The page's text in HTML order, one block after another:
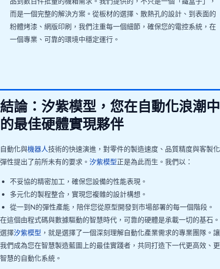
而是一個完整的解決方案。從板材的選擇、散熱孔的設計、到表面的
粉體烤漆、網版印刷，我們注重每一個細節，確保您的電控系統，在
一個專業、可靠的環境中穩定運行。
結論：汐紫模型，您在自動化浪潮中
的最佳硬體實現夥伴
自動化與機器人技術的快速演進，對零件的製造速度、品質精度與客製化
彈性提出了前所未有的要求。 汐紫模型正是為此而生。我們以：
不妥協的精密加工，確保您設備的性能表現。
多元化的製程整合，實現您複雜的設計構想。
從一到N的彈性產能，陪伴您從原型開發到市場部署的每一個階段。
在這個由程式碼與數據驅動的智慧時代，可靠的硬體是承載一切的基石。
選擇汐紫模型 ，就是選擇了一個深刻理解自動化產業需求的專業團隊。讓
我們成為您在智慧製造藍圖上的最佳實踐者，共同打造下一代更高效、更
智慧的自動化系統。